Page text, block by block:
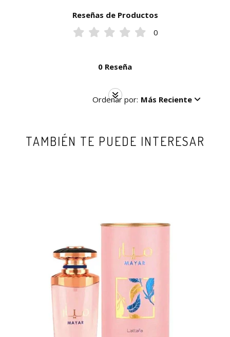
Reseñas de Productos
0
0 Reseña
Ordenar por: Más Reciente
TAMBIÉN TE PUEDE INTERESAR